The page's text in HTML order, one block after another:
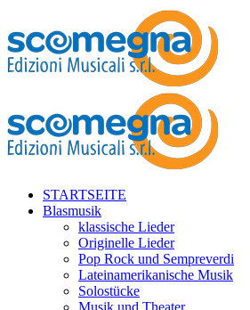
STARTSEITE
Blasmusik
klassische Lieder
Originelle Lieder
Pop Rock und Sempreverdi
Lateinamerikanische Musik
Solostücke
Musik und Theater